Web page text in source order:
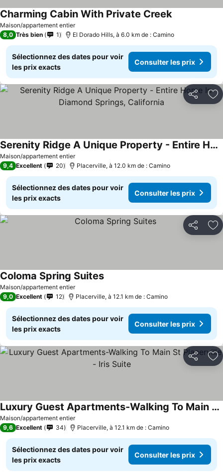
Maison/appartement entier
Charming Cabin With Private CreekConsulter
8,0 Très bien 1 El Dorado Hills, à 6.0 km de : Camino
Sélectionnez des dates pour voir
les prix exacts
Consulter les prix
Partager
Maison/appartement entier
Serenity Ridge A Unique Property - Entire Home In Diamond Springs, California
Consulter les prix
9,4 Excellent 20 Placerville, à 12.0 km de : Camino
Sélectionnez des dates pour voir
les prix exacts
Consulter les prix
Partager
Maison/appartement entier
Coloma Spring SuitesConsulter les prix
9,0 Excellent 12 Placerville, à 12.1 km de : Camino
Sélectionnez des dates pour voir
les prix exacts
Consulter les prix
Partager
Maison/appartement entier
Luxury Guest Apartments-Walking To Main St Placerville - Iris Suite
Consulter les prix
9,6 Excellent 34 Placerville, à 12.1 km de : Camino
Sélectionnez des dates pour voir
les prix exacts
Consulter les prix